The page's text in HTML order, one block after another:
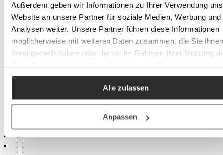
Außerdem geben wir Informationen zu Ihrer Verwendung
Website an unsere Partner für soziale Medien, Werbung und
Analysen weiter. Unsere Partner führen diese Informationen
möglicherweise mit weiteren Daten zusammen, die Sie ihnen
bereitgestellt haben oder die sie im Rahmen Ihrer Nutzung
akzeptieren / etc.]“ erteilen Sie Ihre Einwilligung auch in die
Weitergabe über Ihr Verhalten in unserem Shop an unseren
Partner, die shopware AG (Ebbinghoff 10, 48624
Deutschland), die diese Daten Ihnen nicht persönlich
Produktverbesserungen, Marktverhaltensanalysen)
darf.
Alle zulassen
Anpassen